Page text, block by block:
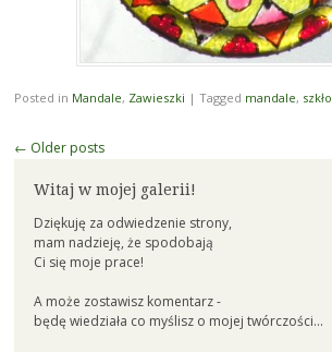
Posted in Mandale, Zawieszki | Tagged mandale, szkło
Post
← Older posts
Witaj w mojej galerii!
Dziękuję za odwiedzenie strony,
mam nadzieję, że spodobają
Ci się moje prace!
A może zostawisz komentarz -
będę wiedziała co myślisz o mojej twórczości...